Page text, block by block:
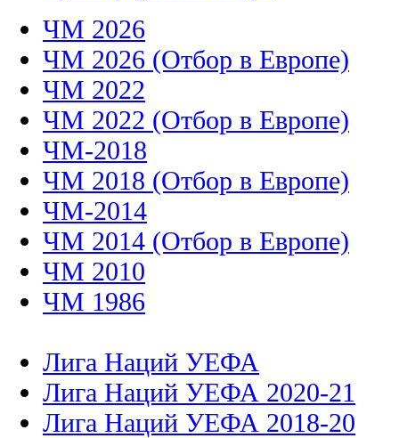
ЧМ 2026
ЧМ 2026 (Отбор в Европе)
ЧМ 2022
ЧМ 2022 (Отбор в Европе)
ЧМ-2018
ЧМ 2018 (Отбор в Европе)
ЧМ-2014
ЧМ 2014 (Отбор в Европе)
ЧМ 2010
ЧМ 1986
Лига Наций УЕФА
Лига Наций УЕФА 2020-21
Лига Наций УЕФА 2018-20